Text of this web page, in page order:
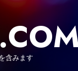
含みます